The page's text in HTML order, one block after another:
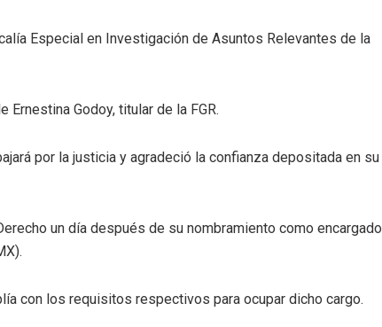
Especial en Investigación de Asuntos Relevantes de la
Godoy, titular de la FGR.
por la justicia y agradeció la confianza depositada en su
un día después de su nombramiento como encargado
con los requisitos respectivos para ocupar dicho cargo.